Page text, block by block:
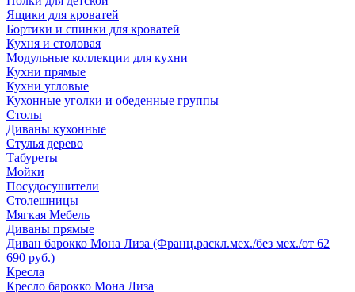
Ящики для кроватей
Бортики и спинки для кроватей
Кухня и столовая
Модульные коллекции для кухни
Кухни прямые
Кухни угловые
Кухонные уголки и обеденные группы
Столы
Диваны кухонные
Стулья дерево
Табуреты
Мойки
Посудосушители
Столешницы
Мягкая Мебель
Диваны прямые
Диван барокко Мона Лиза (Франц.раскл.мех./без мех./от 62
690 руб.)
Кресла
Кресло барокко Мона Лиза